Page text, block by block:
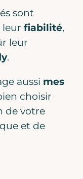
sont
leurfiabilité,
leur
.
aussi mes
choisir
de votre
et de